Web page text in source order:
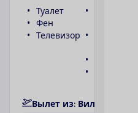
Туалет
Фен
Телевизор
Вылет из: Вил